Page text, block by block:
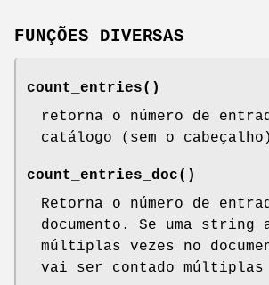
FUNÇÕES DIVERSAS
count_entries()
retorna o número de
catálogo (sem o
count_entries_doc()
Retorna o número de
documento. Se uma string
múltiplas vezes no
vai ser contado múltiplas